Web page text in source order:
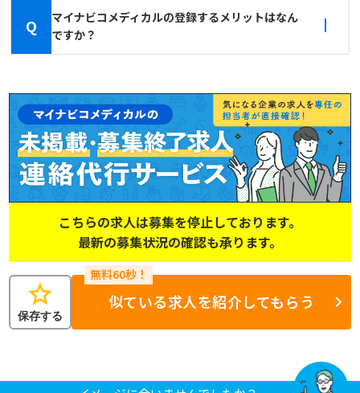
Q
マイナビコメディカルの登録するメリットはなん
ですか？
こちらの求人は募集を停止しております。
最新の募集状況の確認も承ります。
star
保存する
似ている求人を紹介してもらう